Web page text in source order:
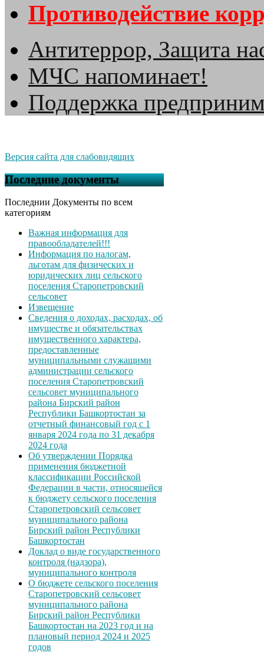
Противодействие
Антитеррор, Защита
МЧС напоминает!
Поддержка
Версия сайта для слабовидящих
Последние документы
Последнии Документы по всем
категориям
Важная информация для
правообладателей!!!
Информация по налогам,
льготам для физических и
юридических лиц сельского
поселения Старопетровский
сельсовет
Извещение
Сведения о доходах, расходах, об
имуществе и обязательствах
имущественного характера,
предоставленные
муниципальными служащими
администрации сельского
поселения Старопетровский
сельсовет муниципального
района Бирский район
Республики Башкортостан за
отчетный финансовый год с 1
января 2024 года по 31 декабря
2024 года
Об утверждении Порядка
применения бюджетной
классификации Российской
Федерации в части, относящейся
к бюджету сельского поселения
Старопетровский сельсовет
муниципального района
Бирский район Республики
Башкортостан
Доклад о виде государственного
контроля (надзора),
муниципального контроля
О бюджете сельского поселения
Старопетровский сельсовет
муниципального района
Бирский район Республики
Башкортостан на 2023 год и на
плановый период 2024 и 2025
годов